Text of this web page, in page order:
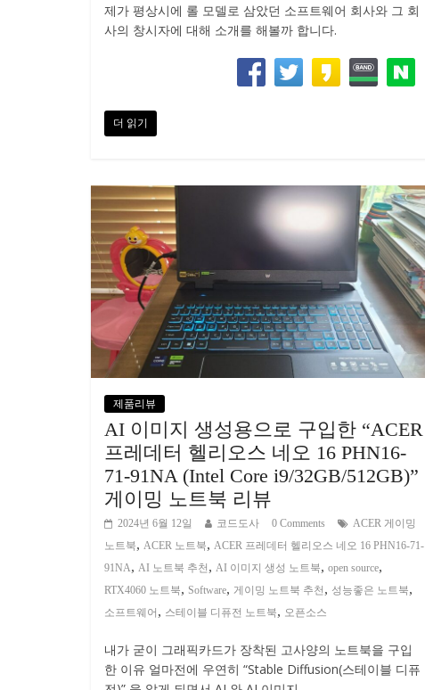
제가 평상시에 롤 모델로 삼았던 소프트웨어 회사와 그 회
사의 창시자에 대해 소개를 해볼까 합니다.
더 읽기
제품리뷰
AI 이미지 생성용으로 구입한 “ACER
프레데터 헬리오스 네오 16 PHN16-
71-91NA (Intel Core i9/32GB/512GB)”
게이밍 노트북 리뷰
2024년 6월 12일 코드도사 0 Comments
ACER 게이밍
노트북, ACER 노트북, ACER 프레데터 헬리오스 네오 16 PHN16-71-
91NA, AI 노트북 추천 , AI 이미지 생성 노트북, open source,
RTX4060 노트북, Software, 게이밍 노트북 추천 , 성능좋은 노트북,
소프트웨어 , 스테이블 디퓨전 노트북, 오픈소스
내가 굳이 그래픽카드가 장착된 고사양의 노트북을 구입
한 이유 얼마전에 우연히 “Stable Diffusion(스테이블 디퓨